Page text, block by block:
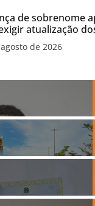
de sobrenome
atualização
para evitar
de 2026